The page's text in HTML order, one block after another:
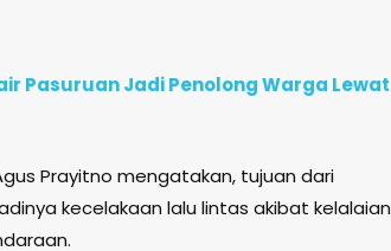
Pasuruan Jadi Penolong Warga Lewat
Prayitno mengatakan, tujuan dari
kecelakaan lalu lintas akibat kelalaian